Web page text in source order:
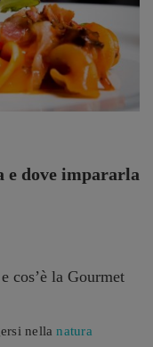
e dove impararla
cos’è la Gourmet
nellanatura